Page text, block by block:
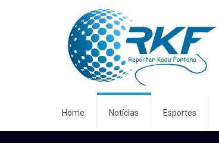
Home Notícias Esportes